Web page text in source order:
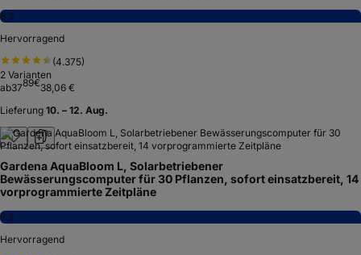
8,3
Hervorragend
(4.375)
2 Varianten
ab3789€38,06 €
Lieferung 10. – 12. Aug.
Gardena AquaBloom L, Solarbetriebener
Bewässerungscomputer für 30 Pflanzen, sofort einsatzbereit, 14
vorprogrammierte Zeitpläne
8,3
Hervorragend